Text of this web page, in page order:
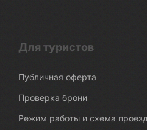
Для туристов
Публичная оферта
Проверка брони
Режим работы и схема